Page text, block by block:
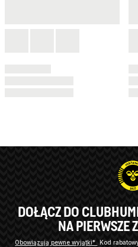
DOŁĄCZ DO
NA PIERWSZE
Obowiązują pewne wyjątki*
Kod